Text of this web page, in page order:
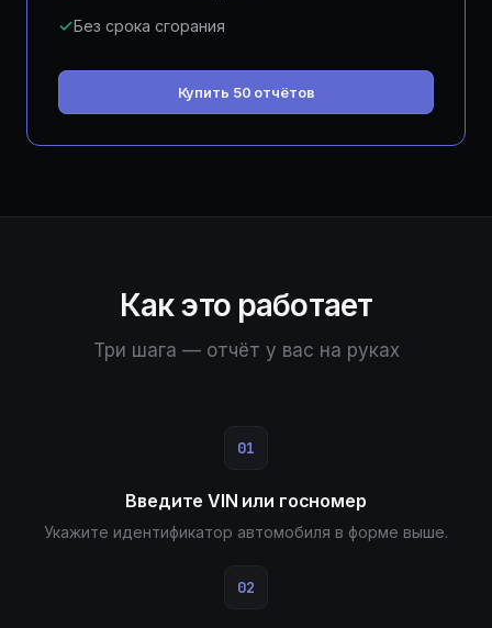
Без срока сгорания
Купить 50 отчётов
Как это работает
Три шага — отчёт у вас на руках
01
Введите VIN или госномер
Укажите идентификатор автомобиля в форме выше.
02